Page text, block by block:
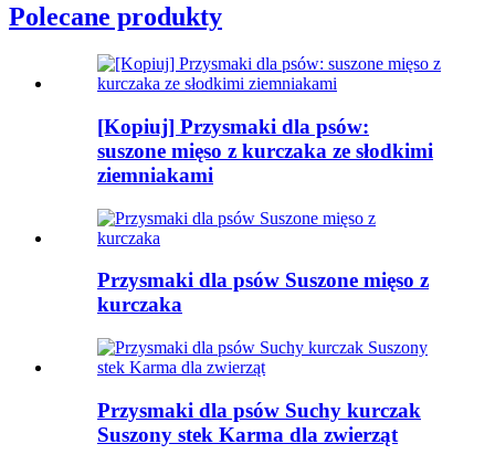
Polecane produkty
[Kopiuj] Przysmaki dla psów:
suszone mięso z kurczaka ze słodkimi
ziemniakami
Przysmaki dla psów Suszone mięso z
kurczaka
Przysmaki dla psów Suchy kurczak
Suszony stek Karma dla zwierząt